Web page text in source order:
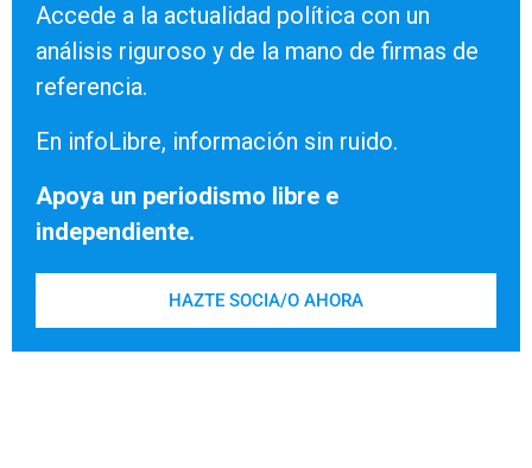
Accede a la actualidad política con un
análisis riguroso y de la mano de firmas de
referencia.
En infoLibre, información sin ruido.
Apoya un periodismo libre e
independiente.
HAZTE SOCIA/O AHORA